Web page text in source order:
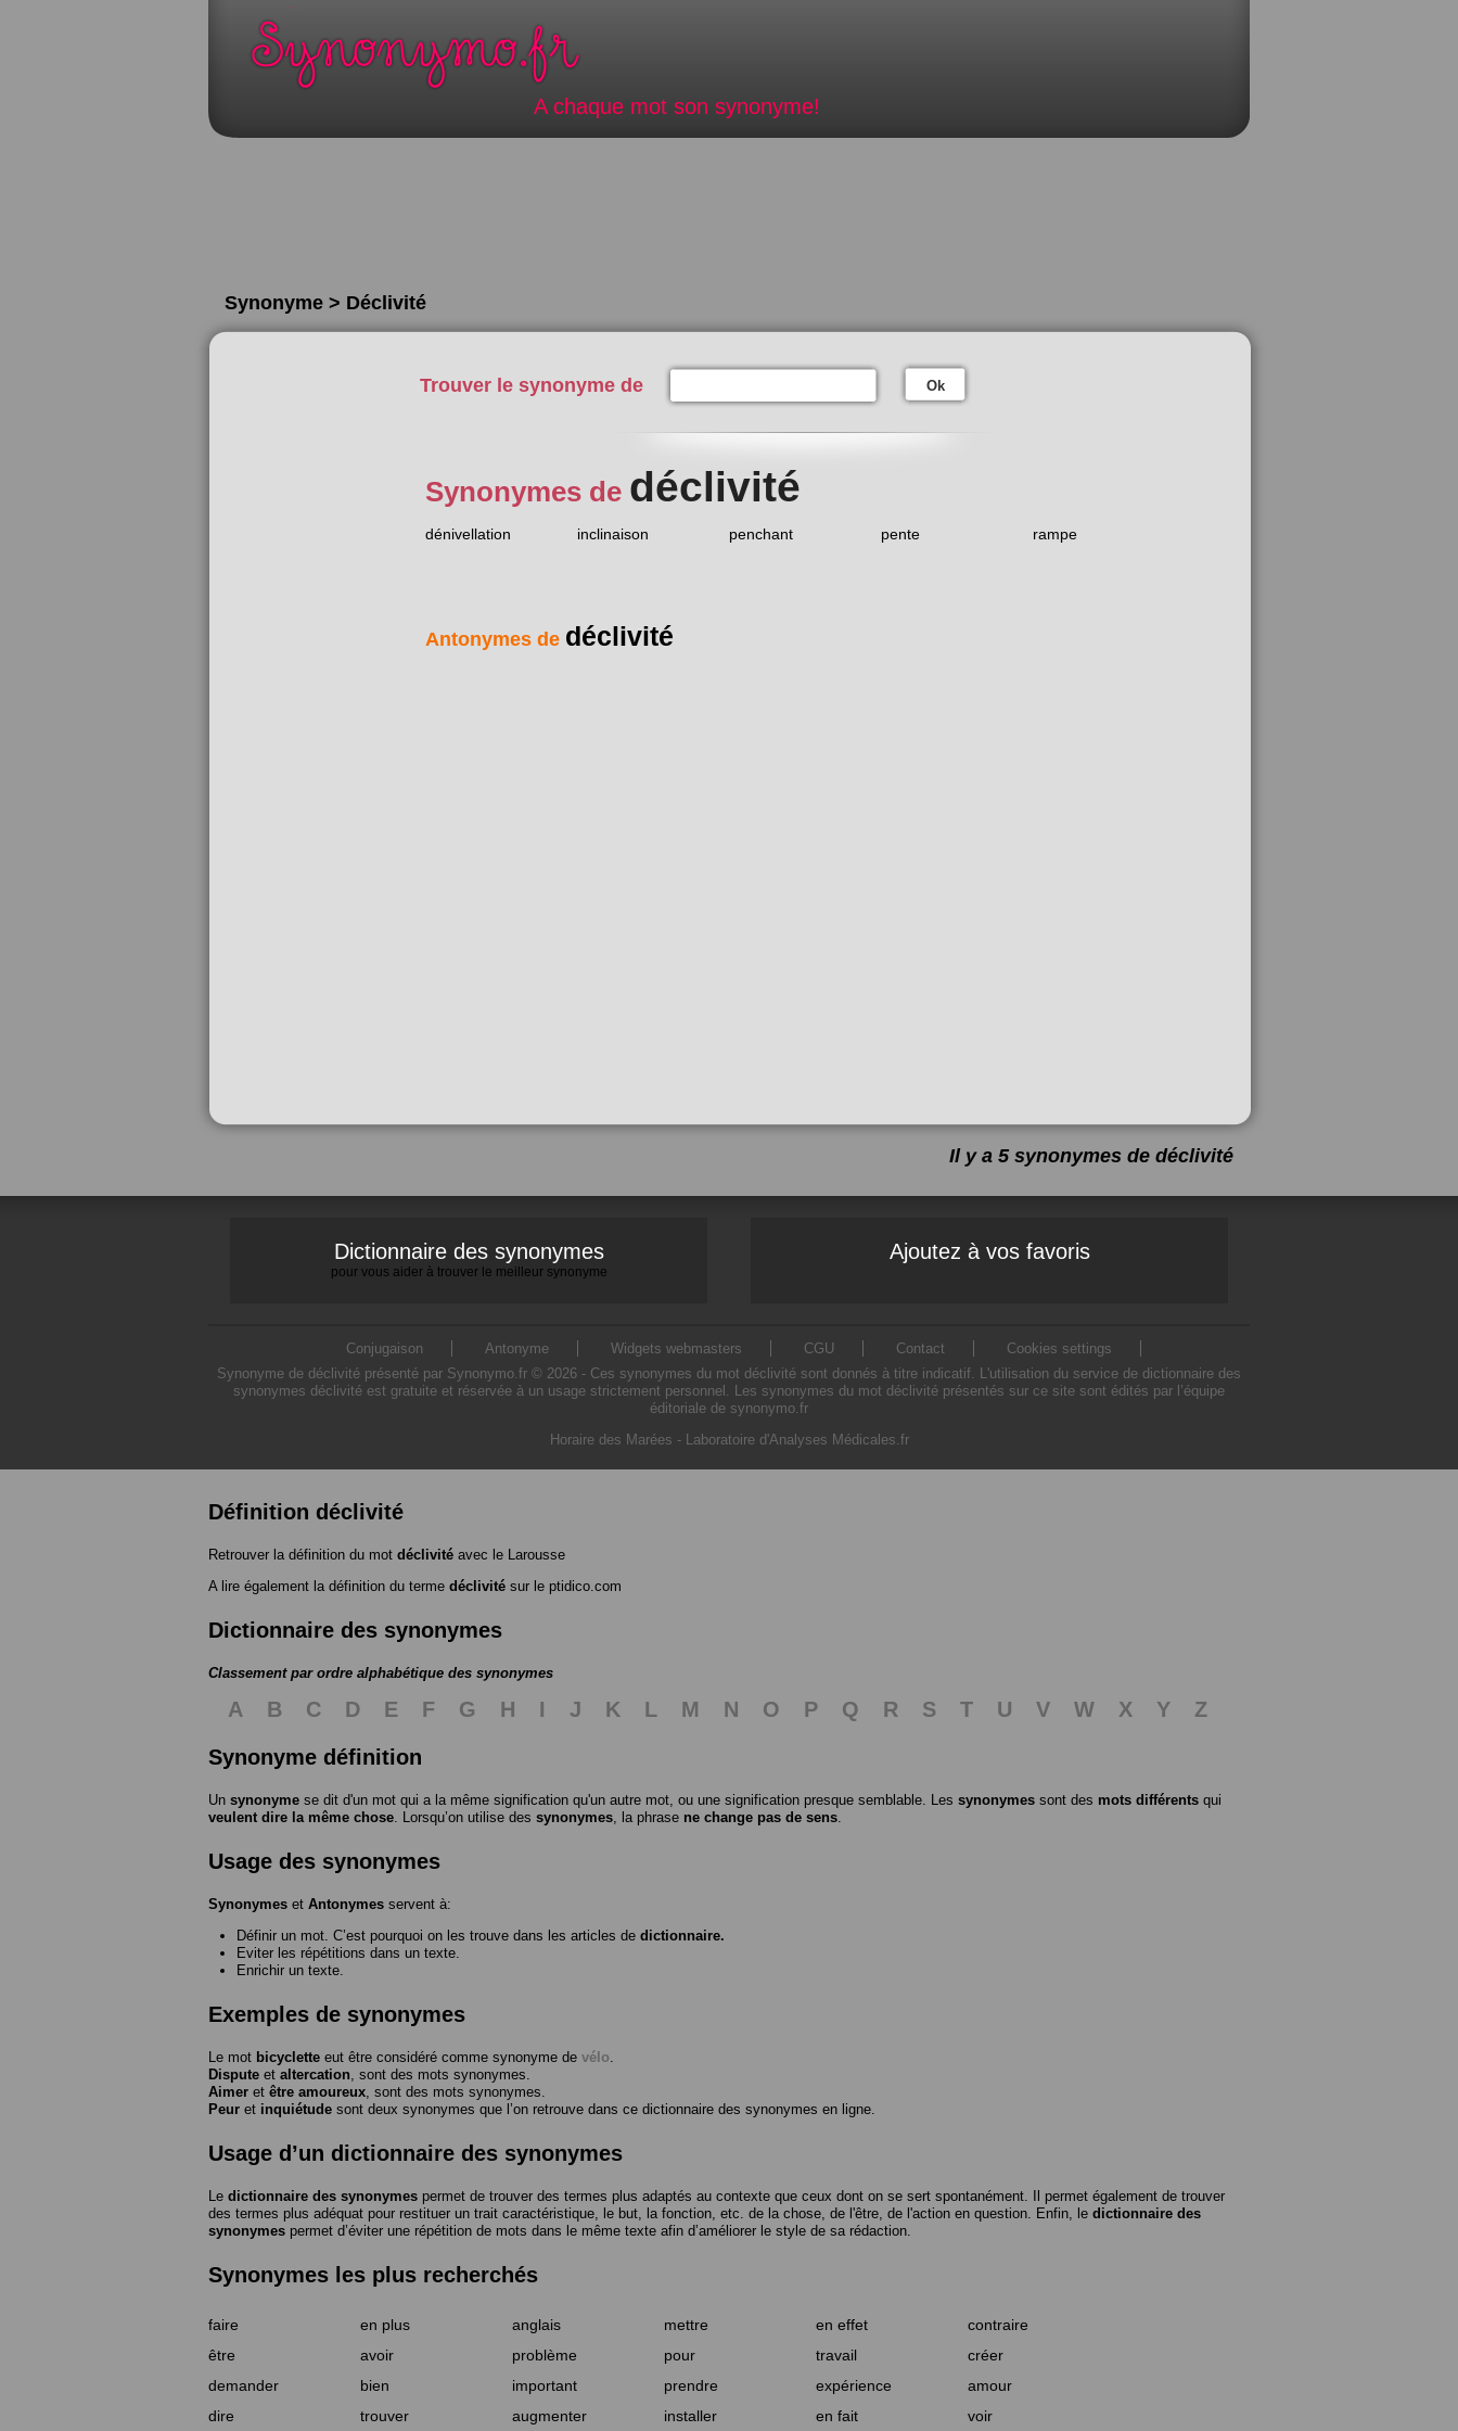
A chaque mot son synonyme!
Synonyme > Déclivité
Trouver le synonyme de Ok
Synonymes de déclivité
dénivellation inclinaison penchant pente rampe
Antonymes de déclivité
Il y a 5 synonymes de déclivité
Dictionnaire des synonymes
pour vous aider à trouver le meilleur synonyme
Ajoutez à vos favoris
Conjugaison Antonyme Widgets webmasters CGU Contact
Cookies settings
Synonyme de déclivité présenté par Synonymo.fr © 2026 - Ces synonymes du mot déclivité sont donnés à titre indicatif. L'utilisation du service de dictionnaire des
synonymes déclivité est gratuite et réservée à un usage strictement personnel. Les synonymes du mot déclivité présentés sur ce site sont édités par l’équipe
éditoriale de synonymo.fr
Horaire des Marées - Laboratoire d'Analyses Médicales.fr
Définition déclivité
Retrouver la définition du mot déclivité avec le Larousse
A lire également la définition du terme déclivité sur le ptidico.com
Dictionnaire des synonymes
Classement par ordre alphabétique des synonymes
A B C D E F G H I J K L M N O P Q R S T U V W X Y
Z
Synonyme définition
Un synonyme se dit d'un mot qui a la même signification qu'un autre mot, ou une signification presque semblable. Les synonymes sont des mots différents qui
veulent dire la même chose . Lorsqu’on utilise des synonymes , la phrase ne change pas de sens
Usage des synonymes
Synonymes et Antonymes servent à:
Définir un mot. C’est pourquoi on les trouve dans les articles de dictionnaire.
Eviter les répétitions dans un texte.
Enrichir un texte.
Exemples de synonymes
Le mot bicyclette eut être considéré comme synonyme de vélo
Dispute et altercation , sont des mots synonymes.
Aimer et être amoureux , sont des mots synonymes.
Peur et inquiétude sont deux synonymes que l’on retrouve dans ce dictionnaire des synonymes en ligne.
Usage d’un dictionnaire des synonymes
Le dictionnaire des synonymes permet de trouver des termes plus adaptés au contexte que ceux dont on se sert spontanément. Il permet également de trouver
des termes plus adéquat pour restituer un trait caractéristique, le but, la fonction, etc. de la chose, de l'être, de l'action en question. Enfin, le dictionnaire des
synonymes permet d’éviter une répétition de mots dans le même texte afin d’améliorer le style de sa rédaction.
Synonymes les plus recherchés
faire en plus anglais mettre en effet
contraire
être
avoir problème pour travail
créer
demander
bien important prendre expérience
amour
dire
trouver augmenter installer en fait voir